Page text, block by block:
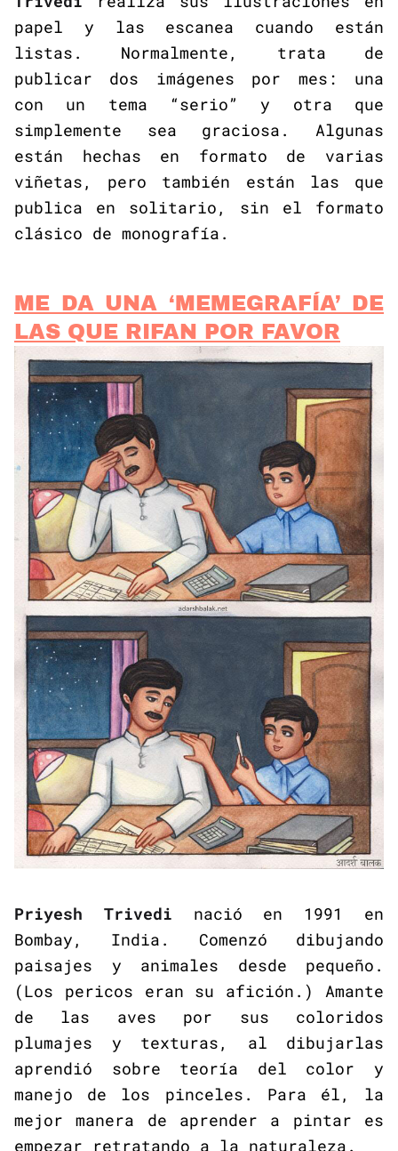
papel y las escanea cuando están
listas. Normalmente, trata de
publicar dos imágenes por mes: una
con un tema “serio” y otra que
simplemente sea graciosa. Algunas
están hechas en formato de varias
viñetas, pero también están las que
publica en solitario, sin el formato
clásico de monografía.
ME DA UNA ‘MEMEGRAFÍA’ DE
LAS QUE RIFAN POR FAVOR
Priyesh Trivedi nació en 1991 en
Bombay, India. Comenzó dibujando
paisajes y animales desde pequeño.
(Los pericos eran su afición.) Amante
de las aves por sus coloridos
plumajes y texturas, al dibujarlas
aprendió sobre teoría del color y
manejo de los pinceles. Para él, la
mejor manera de aprender a pintar es
empezar retratando a la naturaleza.